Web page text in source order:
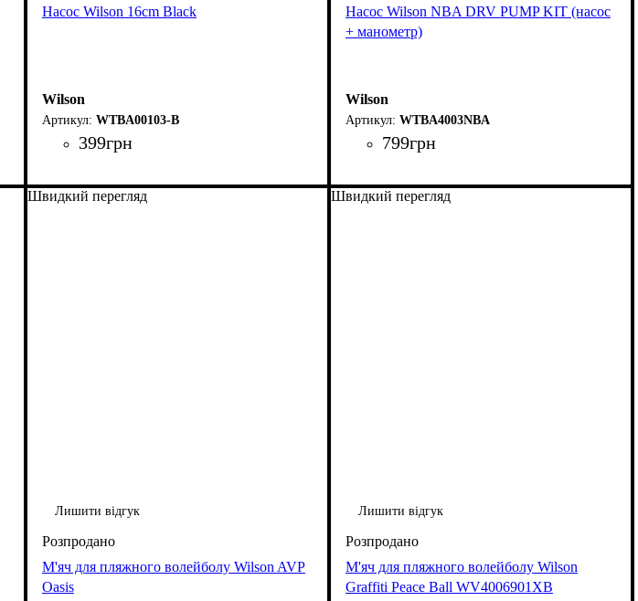
Насос Wilson 16cm Black
Wilson
WTBA00103-B
399грн
Насос Wilson NBA DRV PUMP KIT (насос
+ манометр)
Wilson
WTBA4003NBA
799грн
Швидкий перегляд
Лишити відгук
М'яч для пляжного волейболу Wilson AVP
Oasis
Швидкий перегляд
Лишити відгук
М'яч для пляжного волейболу Wilson
Graffiti Peace Ball WV4006901XB